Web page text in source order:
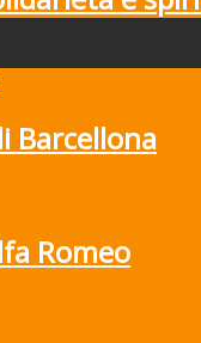
Barcellona
Romeo